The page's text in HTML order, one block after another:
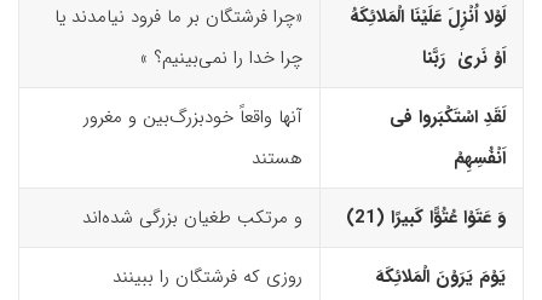
لَوْلا اُنْزِلَ عَلَیْنَا الْمَلائِکَهُ
اَوْ نَریٰ رَبَّنا
«چرا فرشتگان بر ما فرود نیامدند یا
چرا خدا را نمی‌بینیم؟ »
لَقَدِ اسْتَکْبَروا فى
اَنْفُسِهِمْ
آنها واقعاً خودبزرگ‌بین و مغرور
هستند
وَ عَتَوْا عُتُوًّا کَبیرًا (21)‏ و مرتکب طغیان بزرگی شده‌اند
یَوْمَ یَرَوْنَ الْمَلائِکَهَ روزی که فرشتگان را ببینند